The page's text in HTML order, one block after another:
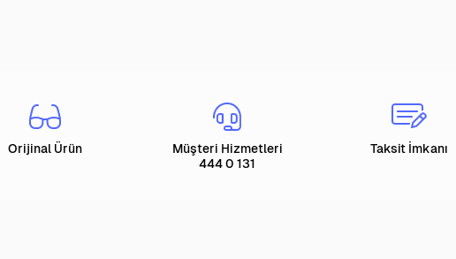
Orijinal Ürün
Müşteri Hizmetleri
444 0 131
Taksit İmkanı